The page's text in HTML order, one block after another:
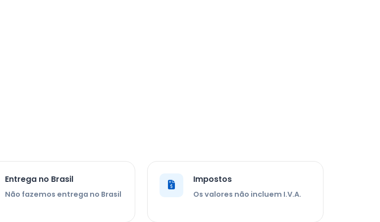
Entrega no Brasil
Não fazemos entrega no Brasil
Impostos
Os valores não incluem I.V.A.